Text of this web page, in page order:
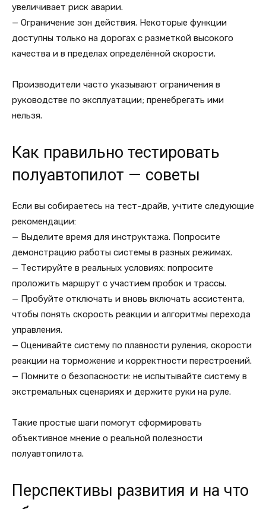
увеличивает риск аварии.
— Ограничение зон действия. Некоторые функции
доступны только на дорогах с разметкой высокого
качества и в пределах определённой скорости.
Производители часто указывают ограничения в
руководстве по эксплуатации; пренебрегать ими
нельзя.
Как правильно тестировать
полуавтопилот — советы
Если вы собираетесь на тест-драйв, учтите следующие
рекомендации:
— Выделите время для инструктажа. Попросите
демонстрацию работы системы в разных режимах.
— Тестируйте в реальных условиях: попросите
проложить маршрут с участием пробок и трассы.
— Пробуйте отключать и вновь включать ассистента,
чтобы понять скорость реакции и алгоритмы перехода
управления.
— Оценивайте систему по плавности руления, скорости
реакции на торможение и корректности перестроений.
— Помните о безопасности: не испытывайте систему в
экстремальных сценариях и держите руки на руле.
Такие простые шаги помогут сформировать
объективное мнение о реальной полезности
полуавтопилота.
Перспективы развития и на что